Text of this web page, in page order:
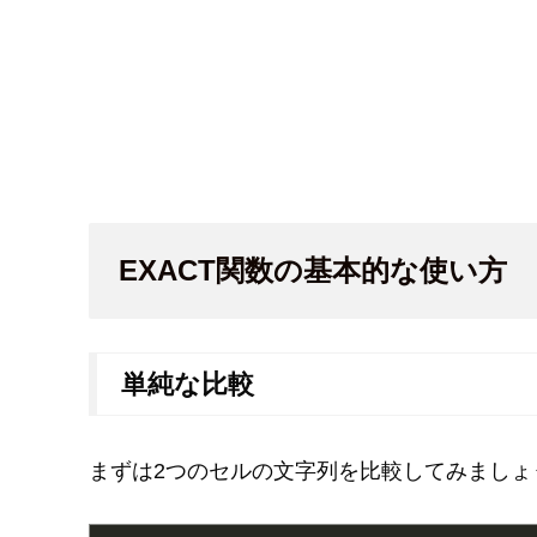
EXACT関数の基本的な使い方
単純な比較
まずは2つのセルの文字列を比較してみまし